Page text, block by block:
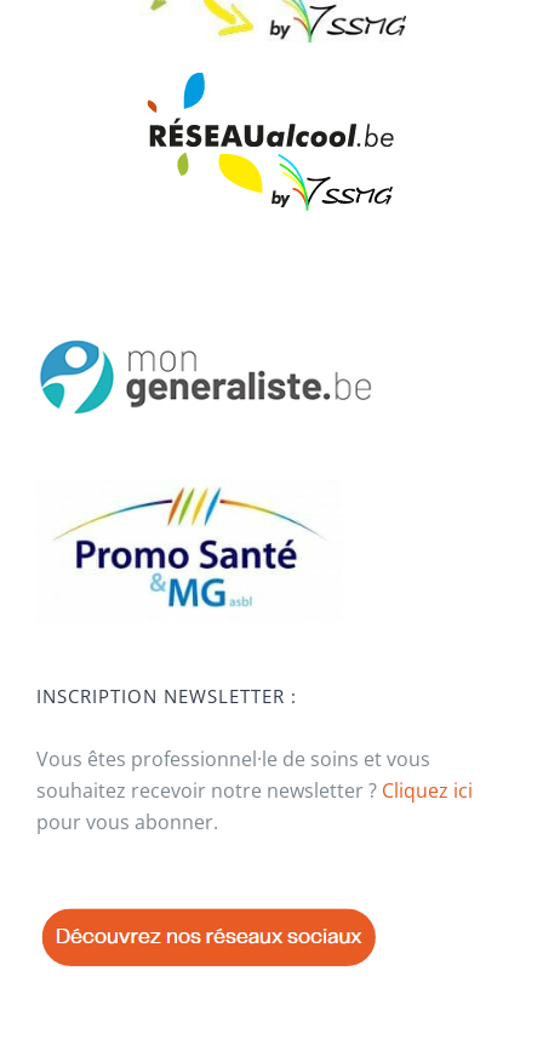
INSCRIPTION NEWSLETTER :
Vous êtes professionnel·le de soins et vous
souhaitez recevoir notre newsletter ? Cliquez ici
pour vous abonner.